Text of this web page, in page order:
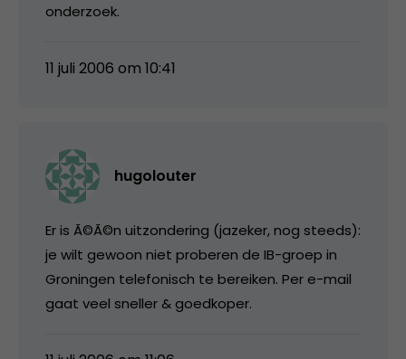
onderzoek.
11 juli 2006 om 10:41
hugolouter
Er is Ã©Ã©n uitzondering (jazeker, nog steeds):
je wilt gewoon niet proberen de IB-groep in
Groningen telefonisch te bereiken. Per e-mail
gaat veel sneller & goedkoper.